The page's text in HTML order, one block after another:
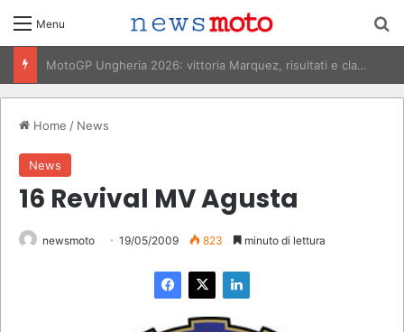
Menu
MotoGP Italia 2026, Bezzecchi vince al Mugello: risultati e classifica
Home / News
News
16 Revival MV Agusta
newsmoto 19/05/2009 823 minuto di lettura